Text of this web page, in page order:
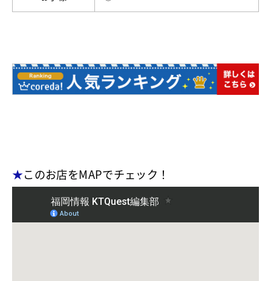
★このお店をMAPでチェック！